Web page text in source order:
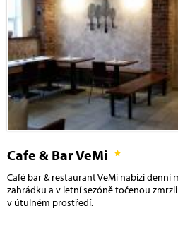
Cafe & Bar VeMi
Café bar & restaurant VeMi nabízí
zahrádku a v letní sezóně točenou
v útulném prostředí.